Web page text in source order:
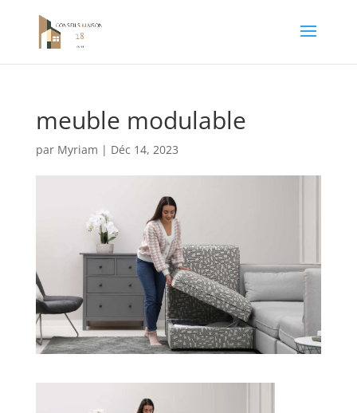
meuble modulable
par Myriam | Déc 14, 2023